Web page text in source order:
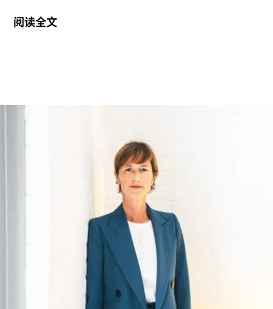
筑与设计学院”，具体名称尚待校方批准。目前，学
后一家非营利性艺术院校，但近年来持续受招生人
数下降和预算赤字影响导致裁员，最终于今年年初
被范德堡大学收购。根据收购协议，加州艺术学院
将于2026-27学年结束后停止办学。
这笔捐赠是黄仁勋夫妇迄今向教育机构提供的最大
单笔捐款，金额超过了此前向其母校俄勒冈州立大
学捐赠的5000万美元。加上去年2月向范德堡大学
捐赠的2250万美元，黄仁勋夫妇对该校的捐赠总额
已达到9750万美元。同时，他们还带动了其他慈善
捐赠者向范德堡大学旧金山校区扩建项目捐赠共计
阅读全文